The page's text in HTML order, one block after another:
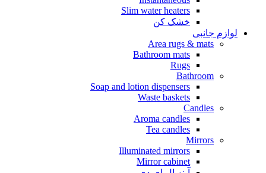
Slim water heaters
خشک کن
لوازم جانبی
Area rugs & mats
Bathroom mats
Rugs
Bathroom
Soap and lotion dispensers
Waste baskets
Candles
Aroma candles
Tea candles
Mirrors
Illuminated mirrors
Mirror cabinet